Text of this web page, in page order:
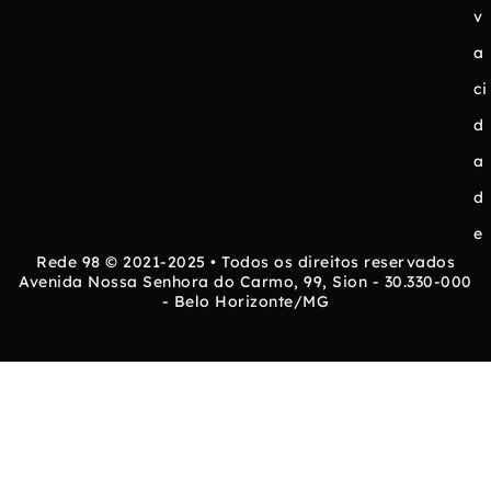
v
a
ci
d
a
d
e
Rede 98 © 2021-2025 • Todos os direitos reservados
Avenida Nossa Senhora do Carmo, 99, Sion - 30.330-000
- Belo Horizonte/MG